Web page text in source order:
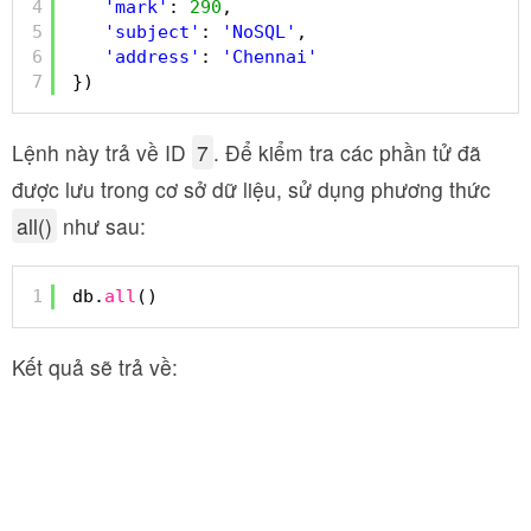
4
5
6
7
'mark' : 290 ,
'subject' : 'NoSQL' ,
'address' :
'Chennai'
})
Lệnh này trả về ID 7 . Để kiểm tra các phần tử đã
được lưu trong cơ sở dữ liệu, sử dụng phương thức
all() như sau:
1 db. all ()
Kết quả sẽ trả về: